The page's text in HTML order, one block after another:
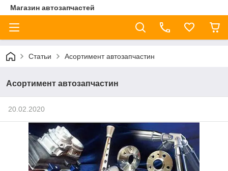
Магазин автозапчастей
Статьи Асортимент автозапчастин
Асортимент автозапчастин
20.02.2020